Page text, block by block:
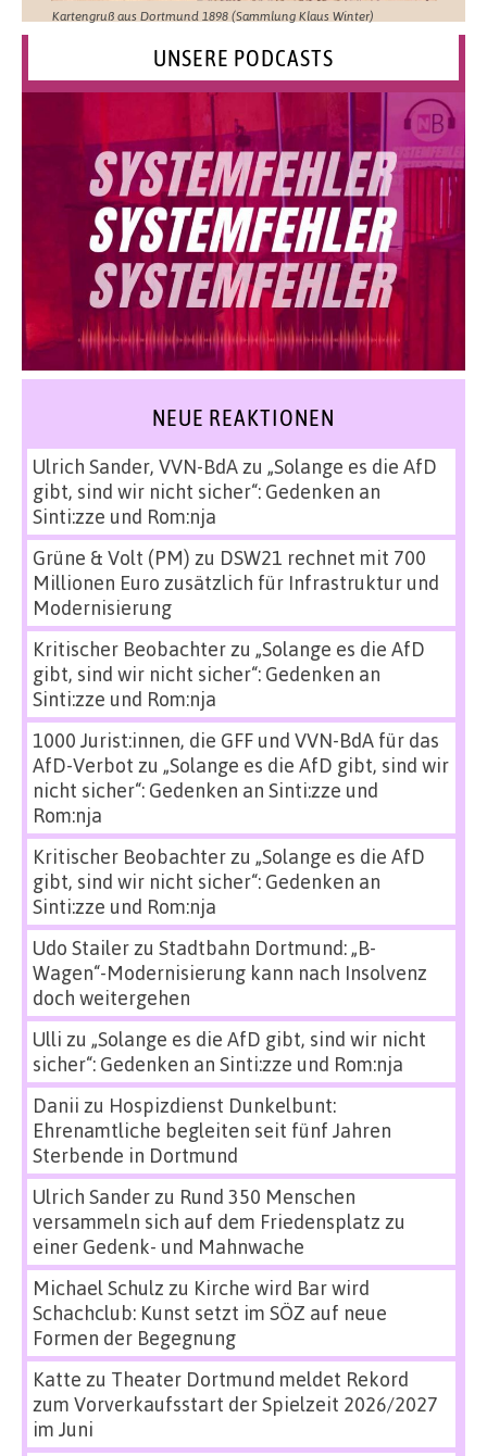
Kartengruß aus Dortmund 1898 (Sammlung Klaus Winter)
UNSERE PODCASTS
NEUE REAKTIONEN
Ulrich Sander, VVN-BdAzu „Solange es die AfD
gibt, sind wir nicht sicher“: Gedenken an
Sinti:zze und Rom:nja
Grüne & Volt (PM) zu DSW21 rechnet mit 700
Millionen Euro zusätzlich für Infrastruktur und
Modernisierung
Kritischer Beobachterzu „Solange es die AfD
gibt, sind wir nicht sicher“: Gedenken an
Sinti:zze und Rom:nja
1000 Jurist:innen, die GFF und VVN-BdA für das
AfD-Verbot zu „Solange es die AfD gibt, sind wir
nicht sicher“: Gedenken an Sinti:zze und
Rom:nja
Kritischer Beobachterzu „Solange es die AfD
gibt, sind wir nicht sicher“: Gedenken an
Sinti:zze und Rom:nja
Udo Stailerzu Stadtbahn Dortmund: „B-
Wagen“-Modernisierung kann nach Insolvenz
doch weitergehen
Ulli zu „Solange es die AfD gibt, sind wir nicht
sicher“: Gedenken an Sinti:zze und Rom:nja
Danii zu Hospizdienst Dunkelbunt:
Ehrenamtliche begleiten seit fünf Jahren
Sterbende in Dortmund
Ulrich Sanderzu Rund 350 Menschen
versammeln sich auf dem Friedensplatz zu
einer Gedenk- und Mahnwache
Michael Schulz zu Kirche wird Bar wird
Schachclub: Kunst setzt im SÖZ auf neue
Formen der Begegnung
Katte zu Theater Dortmund meldet Rekord
zum Vorverkaufsstart der Spielzeit 2026/2027
im Juni